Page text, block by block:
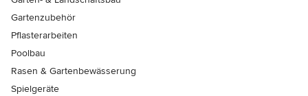
Gartenzubehör
Pflasterarbeiten
Poolbau
Rasen & Gartenbewässerung
Spielgeräte